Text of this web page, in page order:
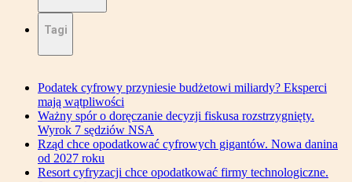
Tagi
Podatek cyfrowy przyniesie budżetowi miliardy? Eksperci
mają wątpliwości
Ważny spór o doręczanie decyzji fiskusa rozstrzygnięty.
Wyrok 7 sędziów NSA
Rząd chce opodatkować cyfrowych gigantów. Nowa danina
od 2027 roku
Resort cyfryzacji chce opodatkować firmy technologiczne.